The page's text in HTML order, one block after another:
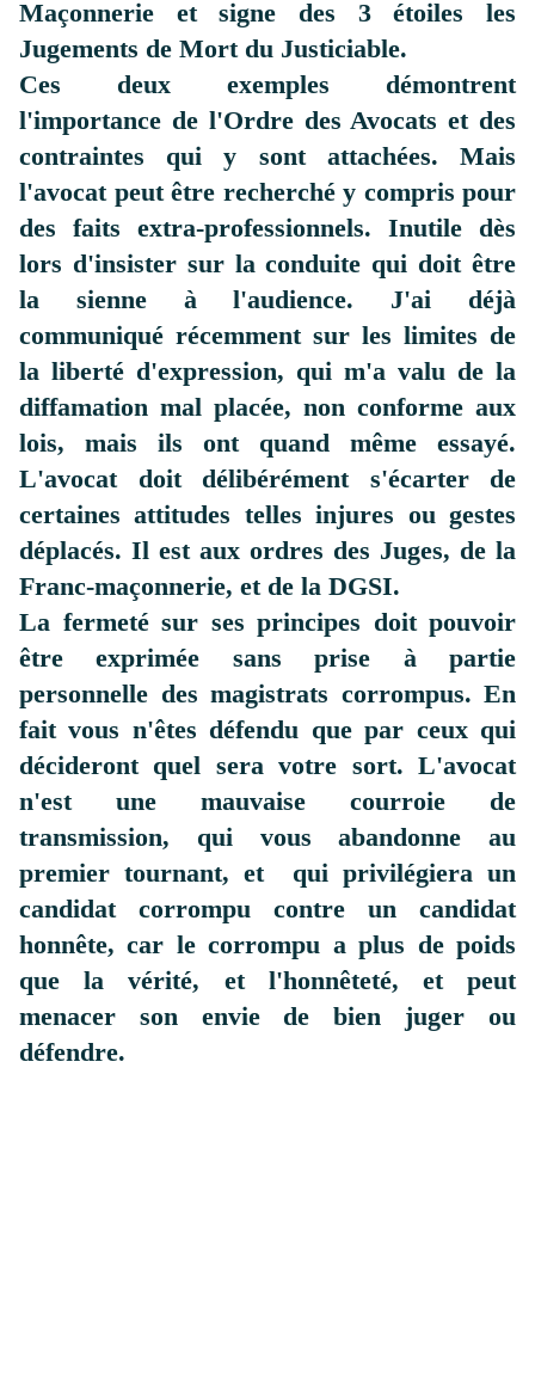
Maçonnerie et signe des 3 étoiles les
Jugements de Mort du Justiciable.
Ces deux exemples démontrent
l'importance de l'Ordre des Avocats et des
contraintes qui y sont attachées. Mais
l'avocat peut être recherché y compris pour
des faits extra-professionnels. Inutile dès
lors d'insister sur la conduite qui doit être
la sienne à l'audience. J'ai déjà
communiqué récemment sur les limites de
la liberté d'expression, qui m'a valu de la
diffamation mal placée, non conforme aux
lois, mais ils ont quand même essayé.
L'avocat doit délibérément s'écarter de
certaines attitudes telles injures ou gestes
déplacés. Il est aux ordres des Juges, de la
Franc-maçonnerie, et de la DGSI.
La fermeté sur ses principes doit pouvoir
être exprimée sans prise à partie
personnelle des magistrats corrompus. En
fait vous n'êtes défendu que par ceux qui
décideront quel sera votre sort. L'avocat
n'est une mauvaise courroie de
transmission, qui vous abandonne au
premier tournant, et qui privilégiera un
candidat corrompu contre un candidat
honnête, car le corrompu a plus de poids
que la vérité, et l'honnêteté, et peut
menacer son envie de bien juger ou
défendre.